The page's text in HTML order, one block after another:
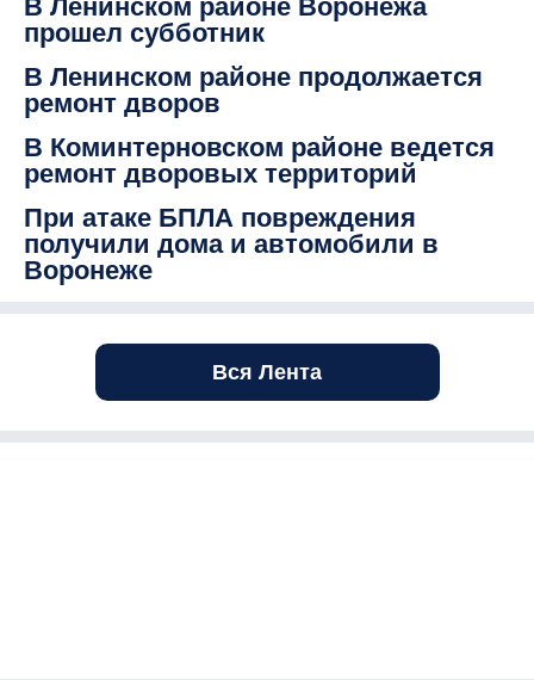
В Ленинском районе Воронежа
прошел субботник
В Ленинском районе продолжается
ремонт дворов
В Коминтерновском районе ведется
ремонт дворовых территорий
При атаке БПЛА повреждения
получили дома и автомобили в
Воронеже
Вся Лента